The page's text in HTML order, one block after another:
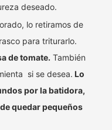
deseado.
lo retiramos de
para triturarlo.
de tomate. También
si se desea. Lo
por la batidora,
quedar pequeños